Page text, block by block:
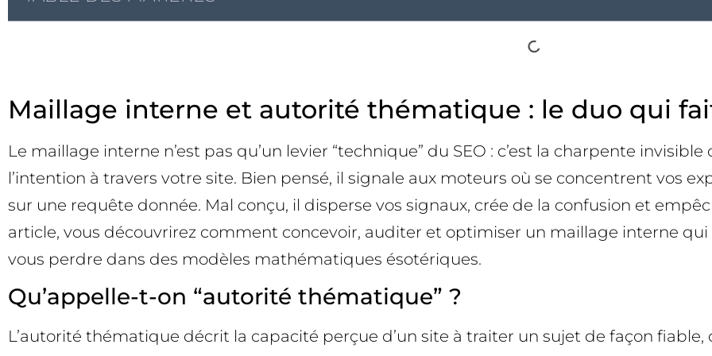
Maillage interne et autorité thématique : le duo qui
Le maillage interne n’est pas qu’un levier “technique” du SEO : c’est la charpente
l’intention à travers votre site. Bien pensé, il signale aux moteurs où se concentrent vos
sur une requête donnée. Mal conçu, il disperse vos signaux, crée de la confusion et
article, vous découvrirez comment concevoir, auditer et optimiser un maillage interne
vous perdre dans des modèles mathématiques ésotériques.
Qu’appelle-t-on “autorité thématique” ?
L’autorité thématique décrit la capacité perçue d’un site à traiter un sujet de façon